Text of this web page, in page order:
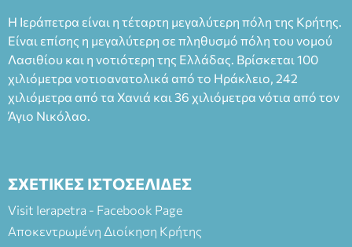
Η Ιεράπετρα είναι η τέταρτη μεγαλύτερη πόλη της Κρήτης.
Είναι επίσης η μεγαλύτερη σε πληθυσμό πόλη του νομού
Λασιθίου και η νοτιότερη της Ελλάδας. Βρίσκεται 100
χιλιόμετρα νοτιοανατολικά από το Ηράκλειο, 242
χιλιόμετρα από τα Χανιά και 36 χιλιόμετρα νότια από τον
Άγιο Νικόλαο.
ΣΧΕΤΙΚΕΣ ΙΣΤΟΣΕΛΙΔΕΣ
Visit Ierapetra - Facebook Page
Αποκεντρωμένη Διοίκηση Κρήτης